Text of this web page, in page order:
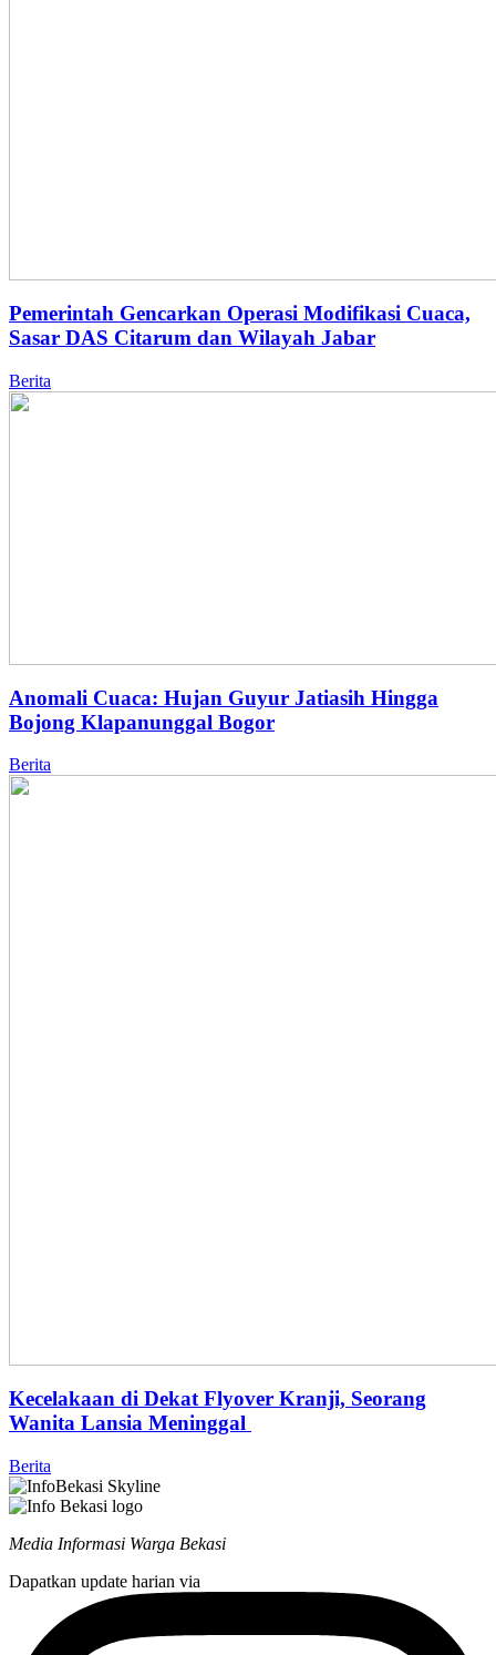
Pemerintah Gencarkan Operasi Modifikasi Cuaca,
Sasar DAS Citarum dan Wilayah Jabar
Berita
Anomali Cuaca: Hujan Guyur Jatiasih Hingga
Bojong Klapanunggal Bogor
Berita
Kecelakaan di Dekat Flyover Kranji, Seorang
Wanita Lansia Meninggal
Berita
Media Informasi Warga Bekasi
Dapatkan update harian via